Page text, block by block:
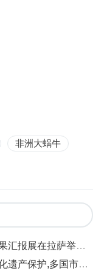
非洲大蜗牛
外实践教育成果汇报展在拉萨举办
相聚景德镇共议文化遗产保护